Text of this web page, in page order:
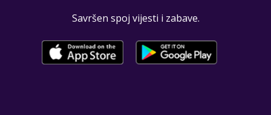
Savršen spoj vijesti i zabave.